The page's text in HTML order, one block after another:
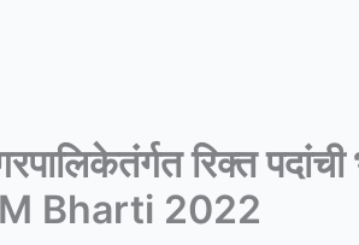
रिक्त
Bharti 2022